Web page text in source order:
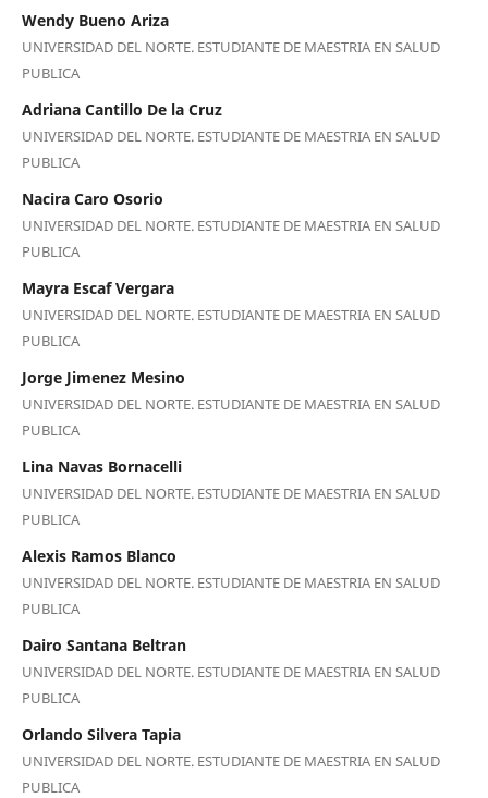
Wendy Bueno Ariza
UNIVERSIDAD DEL NORTE. ESTUDIANTE DE MAESTRIA EN SALUD
PUBLICA
Adriana Cantillo De la Cruz
UNIVERSIDAD DEL NORTE. ESTUDIANTE DE MAESTRIA EN SALUD
PUBLICA
Nacira Caro Osorio
UNIVERSIDAD DEL NORTE. ESTUDIANTE DE MAESTRIA EN SALUD
PUBLICA
Mayra Escaf Vergara
UNIVERSIDAD DEL NORTE. ESTUDIANTE DE MAESTRIA EN SALUD
PUBLICA
Jorge Jimenez Mesino
UNIVERSIDAD DEL NORTE. ESTUDIANTE DE MAESTRIA EN SALUD
PUBLICA
Lina Navas Bornacelli
UNIVERSIDAD DEL NORTE. ESTUDIANTE DE MAESTRIA EN SALUD
PUBLICA
Alexis Ramos Blanco
UNIVERSIDAD DEL NORTE. ESTUDIANTE DE MAESTRIA EN SALUD
PUBLICA
Dairo Santana Beltran
UNIVERSIDAD DEL NORTE. ESTUDIANTE DE MAESTRIA EN SALUD
PUBLICA
Orlando Silvera Tapia
UNIVERSIDAD DEL NORTE. ESTUDIANTE DE MAESTRIA EN SALUD
PUBLICA